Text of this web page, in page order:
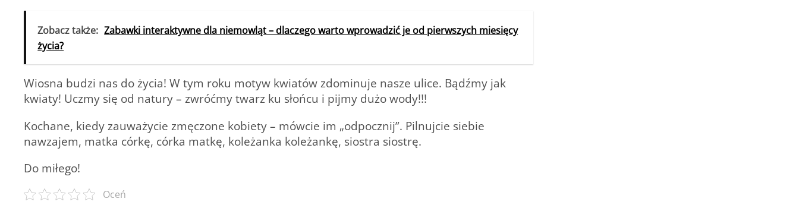
Zobacz także: Zabawki interaktywne dla niemowląt – dlaczego warto wprowadzić je od pierwszych miesięcy
życia?
Wiosna budzi nas do życia! W tym roku motyw kwiatów zdominuje nasze ulice. Bądźmy jak
kwiaty! Uczmy się od natury – zwróćmy twarz ku słońcu i pijmy dużo wody!!!
Kochane, kiedy zauważycie zmęczone kobiety – mówcie im „odpocznij”. Pilnujcie siebie
nawzajem, matka córkę, córka matkę, koleżanka koleżankę, siostra siostrę.
Do miłego!
Oceń